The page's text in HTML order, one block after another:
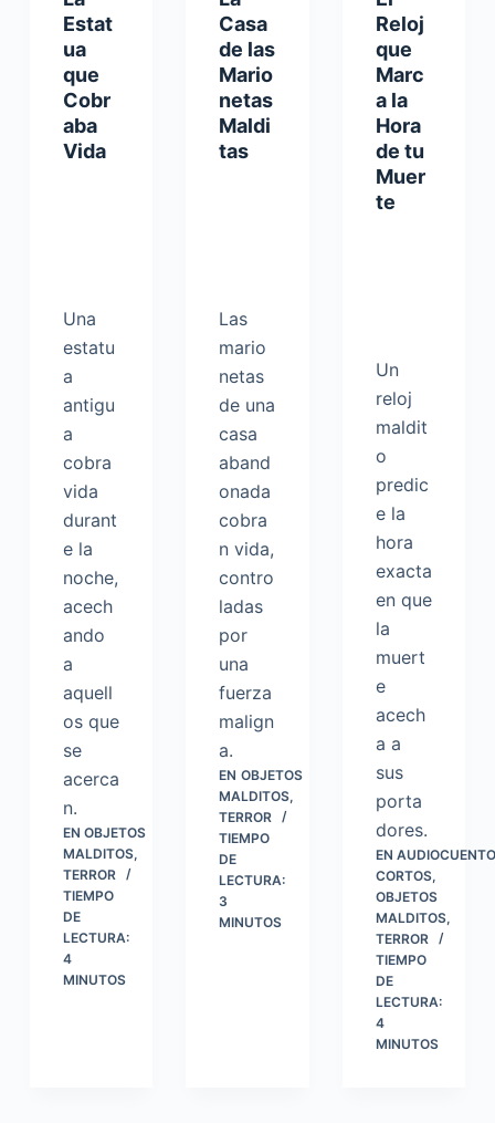
Estat
ua
que
Cobr
aba
Vida
Una
estatu
a
antigu
a
cobra
vida
durant
e la
noche,
acech
ando
a
aquell
os que
se
acerca
n.
EN OBJETOS
MALDITOS,
TERROR
TIEMPO
DE
LECTURA:
4
MINUTOS
Casa
de las
Mario
netas
Maldi
tas
Las
mario
netas
de una
casa
aband
onada
cobra
n vida,
contro
ladas
por
una
fuerza
malign
a.
EN OBJETOS
MALDITOS,
TERROR
TIEMPO
DE
LECTURA:
3
MINUTOS
Reloj
que
Marc
a la
Hora
de tu
Muer
te
Un
reloj
maldit
o
predic
e la
hora
exacta
en que
la
muert
e
acech
a a
sus
porta
dores.
EN AUDIOCUENTO
CORTOS,
OBJETOS
MALDITOS,
TERROR
TIEMPO
DE
LECTURA:
4
MINUTOS